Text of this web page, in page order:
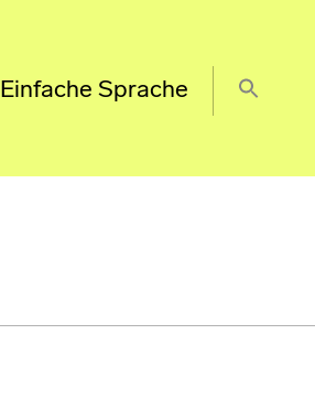
Einfache Sprache